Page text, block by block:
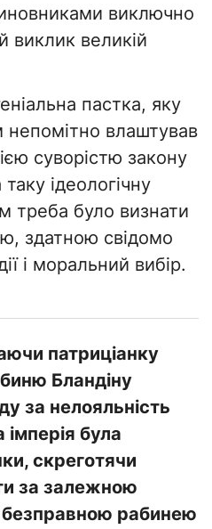
виключно
виклик великій
пастка, яку
влаштував
суворістю закону
ідеологічну
треба було визнати
здатною свідомо
і моральний вибір.
патриціанку
Бландіну
за нелояльність
була
скреготячи
за залежною
безправною рабинею